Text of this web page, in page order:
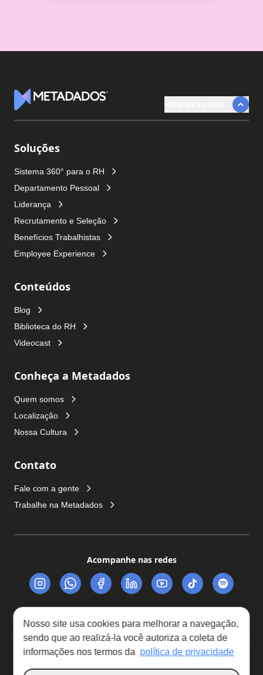
Nosso site usa cookies para melhorar a navegação,
sendo que ao realizá-la você autoriza a coleta de
informações nos termos da política de privacidade
Logotipo Metadados
Soluções
Sistema 360° para o RH
Departamento Pessoal
Liderança
Recrutamento e Seleção
Benefícios Trabalhistas
Employee Experience
Conteúdos
Blog
Biblioteca do RH
Videocast
Conheça a Metadados
Quem somos
Localização
Nossa Cultura
Contato
Fale com a gente
Trabalhe na Metadados
Acompanhe nas redes
Trabalhe Conosco
Política de Privacidade
Relatório de Transparência Salarial